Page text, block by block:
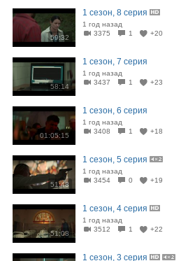
59:32
1 сезон, 8 серия
1 год назад
3375
1 +20
58:14
1 сезон, 7 серия
1 год назад
3437
1 +23
01:05:15
1 сезон, 6 серия
1 год назад
3408
1 +18
51:48
1 сезон, 5 серия
1 год назад
3454
0 +19
51:08
1 сезон, 4 серия
1 год назад
3512
1 +22
1 сезон, 3 серия